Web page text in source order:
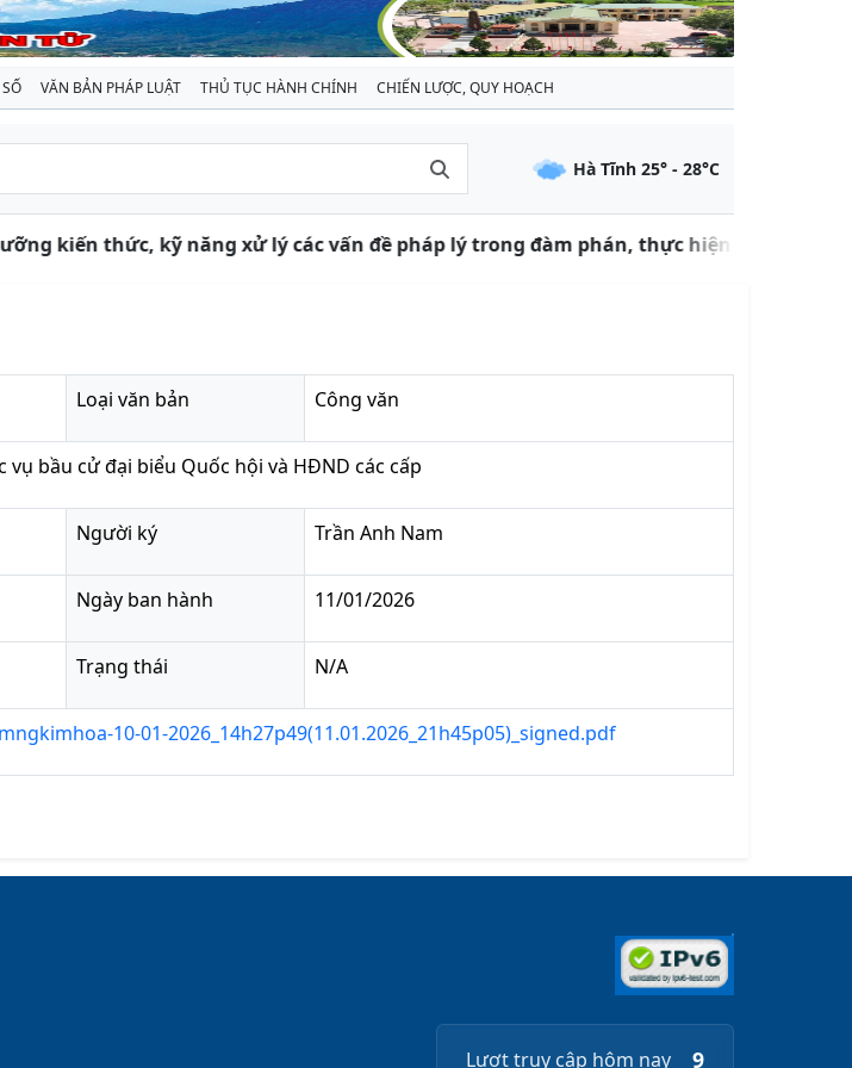
VĂN BẢN PHÁP LUẬT THỦ TỤC HÀNH CHÍNH CHIẾN LƯỢC, QUY HOẠCH
Hà Tĩnh 25° - 28°C
kiến thức, kỹ năng xử lý các vấn đề pháp lý trong đàm phán, thực hiện điều ước
Loại văn bản Công văn
bầu cử đại biểu Quốc hội và HĐND các cấp
Người ký Trần Anh Nam
Ngày ban hành 11/01/2026
Trạng thái N/A
10-01-2026_14h27p49(11.01.2026_21h45p05)_signed.pdf
Lượt truy cập hôm nay 9